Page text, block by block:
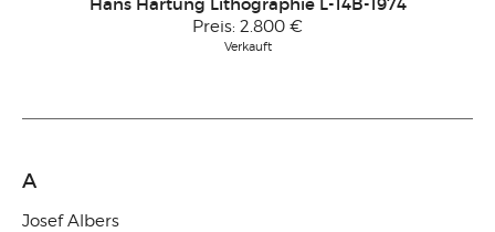
Preis: 2.800 €
Verkauft
A
Josef Albers